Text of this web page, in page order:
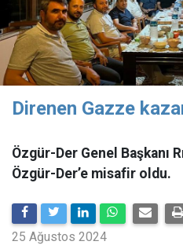
Direnen Gazze
​​​​​​​Özgür-Der Genel Başkanı
Özgür-Der’e misafir oldu.
25 Ağustos 2024